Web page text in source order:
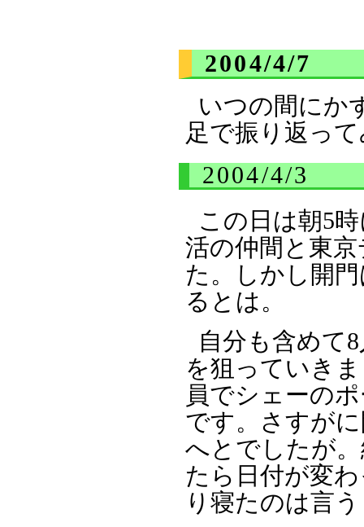
2004/4/7
いつの間にか
足で振り返っ
2004/4/3
この日は朝5
活の仲間と東
た。しかし開
るとは。
自分も含めて
を狙っていき
員でシェーの
です。さすが
へとでしたが
たら日付が変
り寝たのは言